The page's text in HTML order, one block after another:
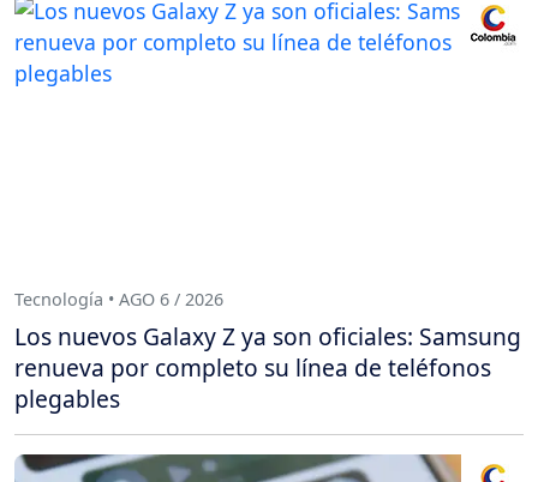
Tecnología • AGO 6 / 2026
Los nuevos Galaxy Z ya son oficiales: Samsung
renueva por completo su línea de teléfonos
plegables